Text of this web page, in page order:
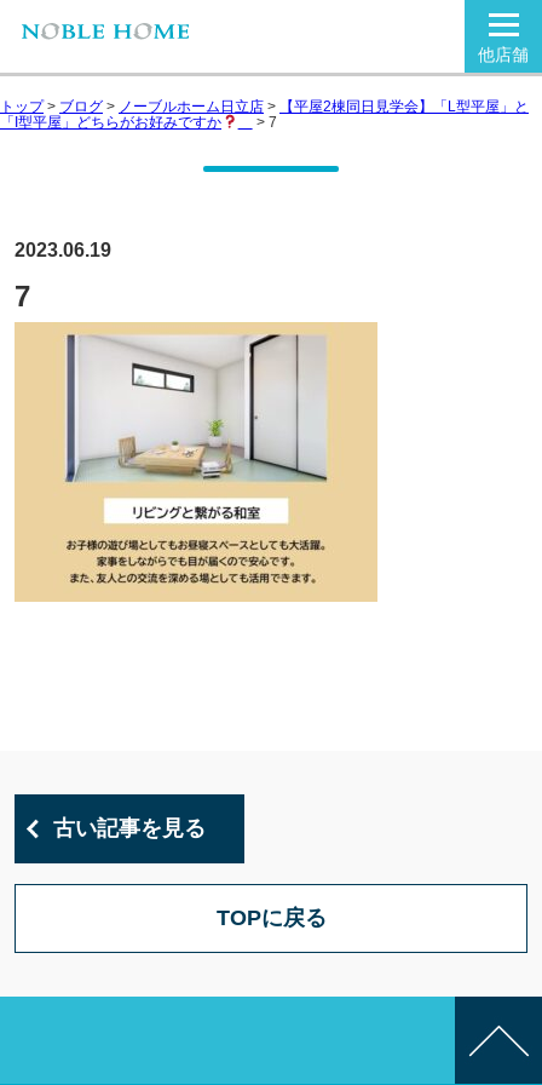
他店舗
トップ> ブログ > ノーブルホーム日立店 >
【平屋2棟同日見学会】「L型平屋」と
「I型平屋」どちらがお好みですか
> 7
2023.06.19
7
古い記事を見る
TOPに戻る